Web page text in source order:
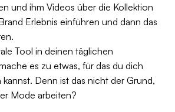
und ihm Videos über die Kollektion
Erlebnis einführen und dann das
Tool in deinen täglichen
es zu etwas, für das du dich
Denn ist das nicht der Grund,
Mode arbeiten?